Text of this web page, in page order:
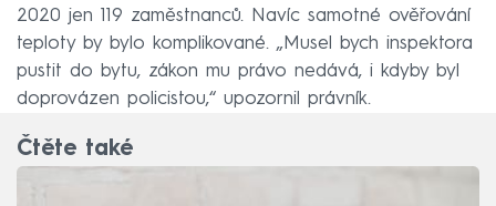
2020 jen 119 zaměstnanců. Navíc samotné ověřování
teploty by bylo komplikované. „Musel bych inspektora
pustit do bytu, zákon mu právo nedává, i kdyby byl
doprovázen policistou,“ upozornil právník.
Čtěte také